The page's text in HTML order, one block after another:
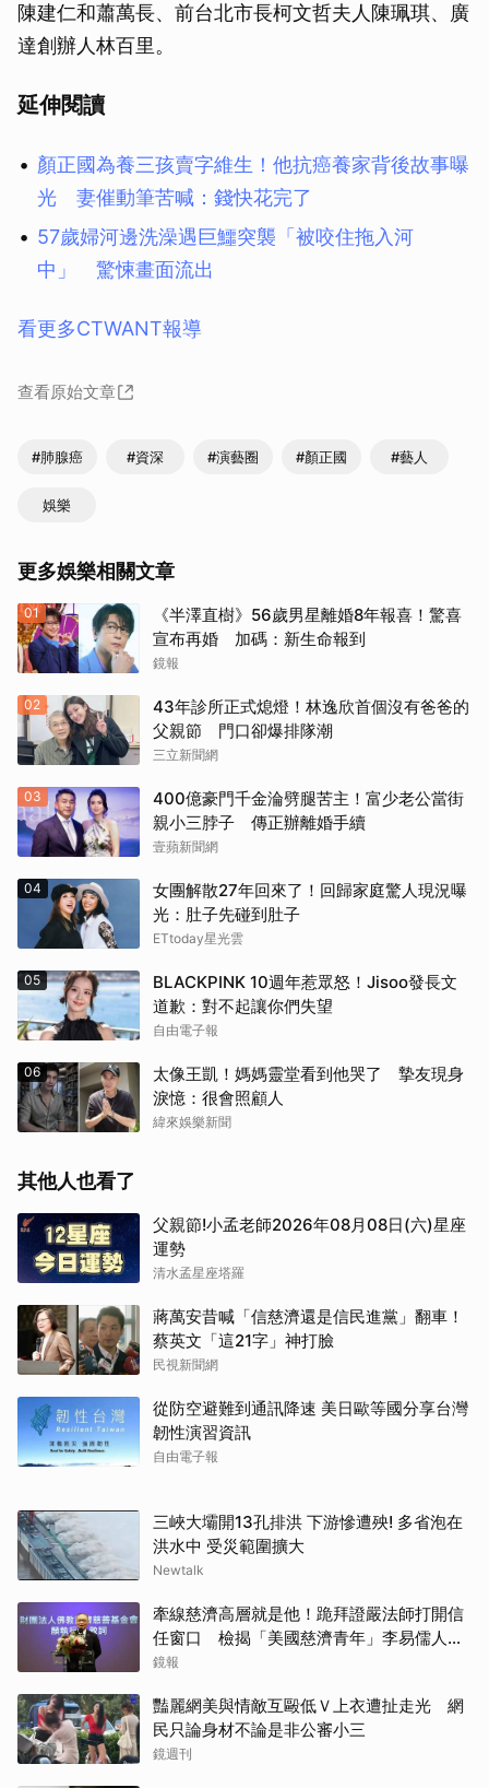
陳建仁和蕭萬長、前台北市長柯文哲夫人陳珮琪、廣
達創辦人林百里。
延伸閱讀
顏正國為養三孩賣字維生！他抗癌養家背後故事曝
光 妻催動筆苦喊：錢快花完了
57歲婦河邊洗澡遇巨鱷突襲「被咬住拖入河
中」 驚悚畫面流出
看更多CTWANT報導
查看原始文章
#肺腺癌 #資深 #演藝圈 #顏正國 #藝人
娛樂
更多娛樂相關文章
01
《半澤直樹》56歲男星離婚8年報喜！驚喜
宣布再婚 加碼：新生命報到
鏡報
02
43年診所正式熄燈！林逸欣首個沒有爸爸的
父親節 門口卻爆排隊潮
三立新聞網
03
400億豪門千金淪劈腿苦主！富少老公當街
親小三脖子 傳正辦離婚手續
壹蘋新聞網
04
女團解散27年回來了！回歸家庭驚人現況曝
光：肚子先碰到肚子
ETtoday星光雲
05
BLACKPINK 10週年惹眾怒！Jisoo發長文
道歉：對不起讓你們失望
自由電子報
06
太像王凱！媽媽靈堂看到他哭了 摯友現身
淚憶：很會照顧人
緯來娛樂新聞
其他人也看了
父親節!小孟老師2026年08月08日(六)星座
運勢
清水孟星座塔羅
蔣萬安昔喊「信慈濟還是信民進黨」翻車！
蔡英文「這21字」神打臉
民視新聞網
從防空避難到通訊降速 美日歐等國分享台灣
韌性演習資訊
自由電子報
三峽大壩開13孔排洪 下游慘遭殃! 多省泡在
洪水中 受災範圍擴大
Newtalk
牽線慈濟高層就是他！跪拜證嚴法師打開信
任窗口 檢揭「美國慈濟青年」李易儒人脈
網絡
鏡報
豔麗網美與情敵互毆低Ｖ上衣遭扯走光 網
民只論身材不論是非公審小三
鏡週刊